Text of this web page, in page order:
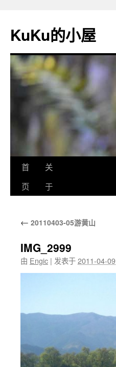
KuKu的小屋
首
页
关
于
← 20110403-05游黄山
IMG_2999
由 Engic | 发表于2011-04-09